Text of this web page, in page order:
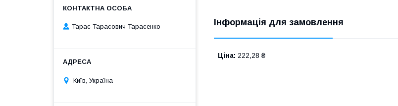
Інформація для замовлення
Ціна: 222,28 ₴
Тарас Тарасович Тарасенко
Київ, Україна